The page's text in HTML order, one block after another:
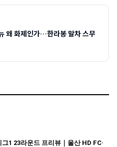
왜 화제인가…한라봉 말차 스무
1 23라운드 프리뷰｜울산 HD FC·